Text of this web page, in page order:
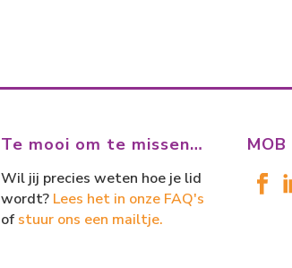
Te mooi om te missen…
Wil jij precies weten hoe je lid
wordt? Lees het in onze FAQ's
of stuur ons een mailtje.